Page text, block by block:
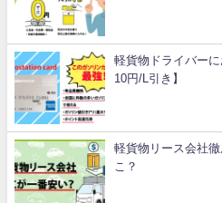
軽貨物ドライバー
10円/L引き】
軽貨物リース会社
こ？